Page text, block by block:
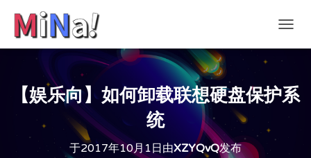
换
【娱乐向】如何卸载联想硬盘保护系
统
于2017年10月1日 由XZYQvQ发布